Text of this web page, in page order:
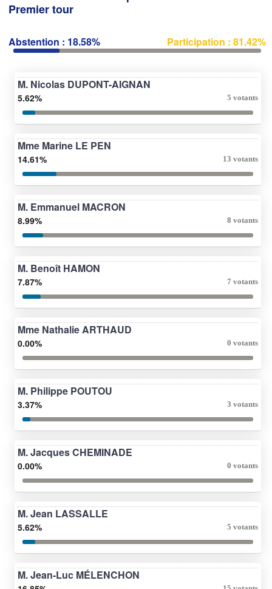
Premier tour
Abstention : 18.58% Participation : 81.42%
M. Nicolas DUPONT-AIGNAN
5.62% 5 votants
Mme Marine LE PEN
14.61% 13 votants
M. Emmanuel MACRON
8.99% 8 votants
M. Benoît HAMON
7.87% 7 votants
Mme Nathalie ARTHAUD
0.00% 0 votants
M. Philippe POUTOU
3.37% 3 votants
M. Jacques CHEMINADE
0.00% 0 votants
M. Jean LASSALLE
5.62% 5 votants
M. Jean-Luc MÉLENCHON